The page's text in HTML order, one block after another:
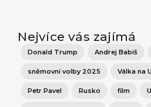
Nejvíce vás zajímá
Donald Trump Andrej Babiš
sněmovní volby 2025 Válka na
Petr Pavel Rusko film